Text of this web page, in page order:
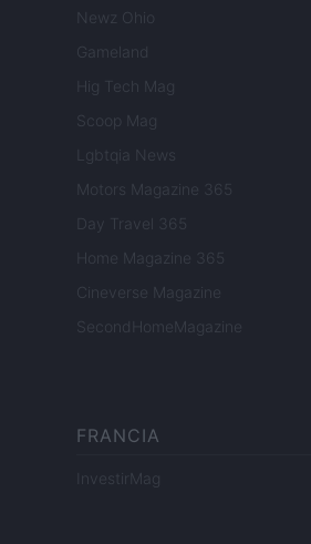
Newz Ohio
Gameland
Hig Tech Mag
Scoop Mag
Lgbtqia News
Motors Magazine 365
Day Travel 365
Home Magazine 365
Cineverse Magazine
SecondHomeMagazine
FRANCIA
InvestirMag